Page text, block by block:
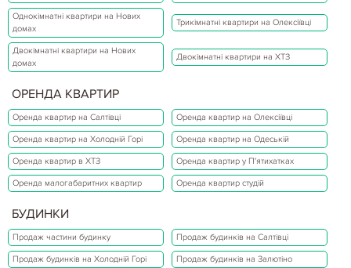
Однокімнатні квартири на Нових
домах
Трикімнатні квартири на Олексіївці
Двокімнатні квартири на Нових
домах
Двокімнатні квартири на ХТЗ
ОРЕНДА КВАРТИР
Оренда квартир на Салтівці Оренда квартир на Олексіївці
Оренда квартир на Холодній Горі Оренда квартир на Одеській
Оренда квартир в ХТЗ Оренда квартир у П'ятихатках
Оренда малогабаритних квартир Оренда квартир студій
БУДИНКИ
Продаж частини будинку Продаж будинків на Салтівці
Продаж будинків на Холодній Горі Продаж будинків на Залютіно